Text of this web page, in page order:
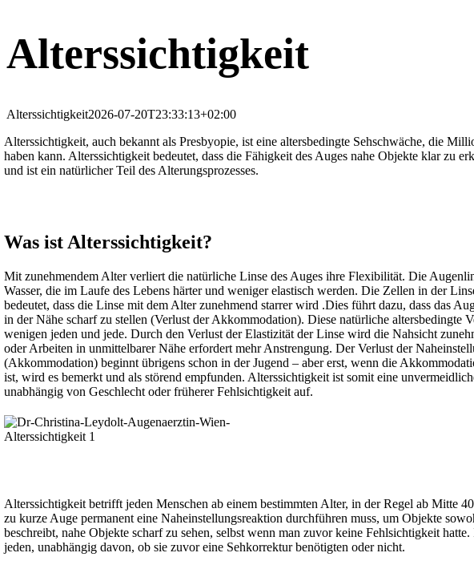
Alterssichtigkeit
Alterssichtigkeit2026-07-20T23:33:13+02:00
Alterssichtigkeit, auch bekannt als Presbyopie, ist eine altersbedingte Sehschwäche, die
haben kann. Alterssichtigkeit bedeutet, dass die Fähigkeit des Auges nahe Objekte klar zu
und ist ein natürlicher Teil des Alterungsprozesses.
Was ist Alterssichtigkeit?
Mit zunehmendem Alter verliert die natürliche Linse des Auges ihre Flexibilität. Die
Wasser, die im Laufe des Lebens härter und weniger elastisch werden. Die Zellen in der
bedeutet, dass die Linse mit dem Alter zunehmend starrer wird .Dies führt dazu, dass das
in der Nähe scharf zu stellen (Verlust der Akkommodation). Diese natürliche altersbedingte
wenigen jeden und jede. Durch den Verlust der Elastizität der Linse wird die Nahsicht
oder Arbeiten in unmittelbarer Nähe erfordert mehr Anstrengung. Der Verlust der
(Akkommodation) beginnt übrigens schon in der Jugend – aber erst, wenn die
ist, wird es bemerkt und als störend empfunden. Alterssichtigkeit ist somit eine
unabhängig von Geschlecht oder früherer Fehlsichtigkeit auf.
Alterssichtigkeit betrifft jeden Menschen ab einem bestimmten Alter, in der Regel ab
zu kurze Auge permanent eine Naheinstellungsreaktion durchführen muss, um Objekte
beschreibt, nahe Objekte scharf zu sehen, selbst wenn man zuvor keine Fehlsichtigkeit
jeden, unabhängig davon, ob sie zuvor eine Sehkorrektur benötigten oder nicht.